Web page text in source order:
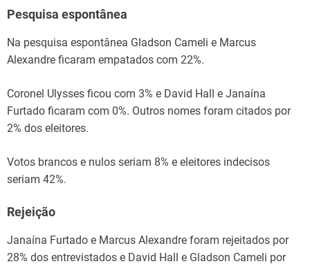
Pesquisa espontânea
Na pesquisa espontânea Gladson Cameli e Marcus
Alexandre ficaram empatados com 22%.
Coronel Ulysses ficou com 3% e David Hall e Janaína
Furtado ficaram com 0%. Outros nomes foram citados por
2% dos eleitores.
Votos brancos e nulos seriam 8% e eleitores indecisos
seriam 42%.
Rejeição
Janaína Furtado e Marcus Alexandre foram rejeitados por
28% dos entrevistados e David Hall e Gladson Cameli por